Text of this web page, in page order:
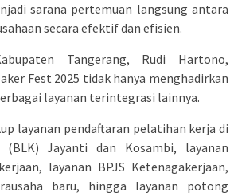
sarana pertemuan langsung antara
secara efektif dan efisien.
Tangerang, Rudi Hartono,
Fest 2025 tidak hanya menghadirkan
layanan terintegrasi lainnya.
layanan pendaftaran pelatihan kerja di
Jayanti dan Kosambi, layanan
layanan BPJS Ketenagakerjaan,
baru, hingga layanan potong